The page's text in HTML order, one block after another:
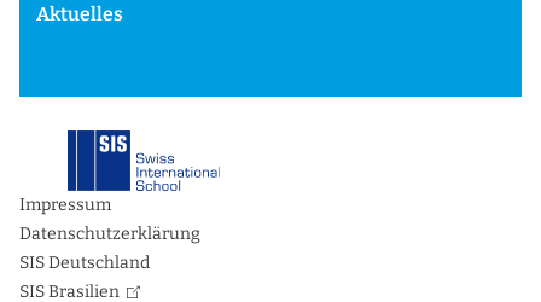
Aktuelles
Impressum
Datenschutzerklärung
SIS Deutschland
SIS Brasilien